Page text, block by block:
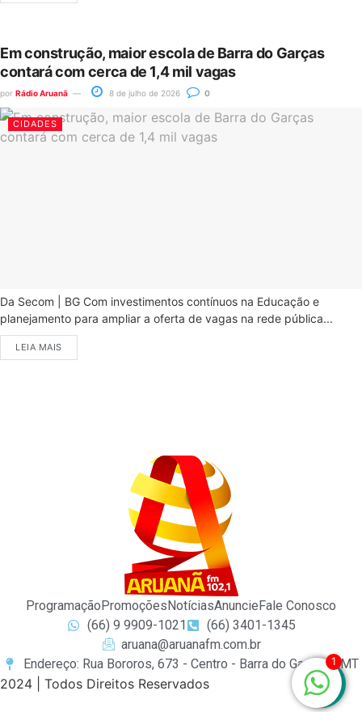
Em construção, maior escola de Barra do Garças
contará com cerca de 1,4 mil vagas
por Rádio Aruanã 8 de julho de 2026 0
CIDADES
Da Secom | BG Com investimentos contínuos na Educação e
planejamento para ampliar a oferta de vagas na rede pública...
LEIA MAIS
ProgramaçãoPromoçõesNotíciasAnuncieFale Conosco
(66) 9 9909-1021
(66) 3401-1345
aruana@aruanafm.com.br
Endereço: Rua Bororos, 673 - Centro - Barra do Garças / MT
2024 | Todos Direitos Reservados
1